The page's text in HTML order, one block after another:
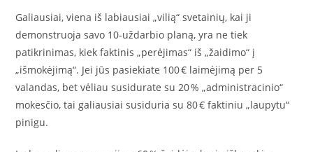
Galiausiai, viena iš labiausiai „vilią“ svetainių, kai ji
demonstruoja savo 10‑uždarbio planą, yra ne tiek
patikrinimas, kiek faktinis „perėjimas“ iš „žaidimo“ į
„išmokėjimą“. Jei jūs pasiekiate 100 € laimėjimą per 5
valandas, bet vėliau susidurate su 20 % „administracinio“
mokesčio, tai galiausiai susiduria su 80 € faktiniu „laupytu“
pinigu.